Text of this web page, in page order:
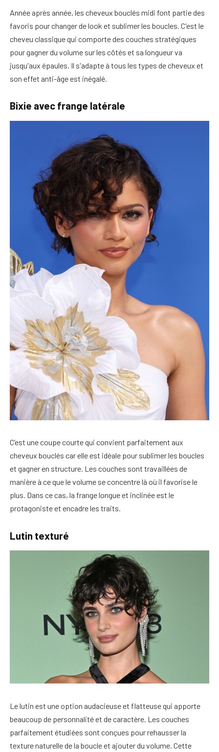
Année après année, les cheveux bouclés midi font partie des
favoris pour changer de look et sublimer les boucles. C'est le
cheveu classique qui comporte des couches stratégiques
pour gagner du volume sur les côtés et sa longueur va
jusqu'aux épaules. Il s'adapte à tous les types de cheveux et
son effet anti-âge est inégalé.
Bixie avec frange latérale
C’est une coupe courte qui convient parfaitement aux
cheveux bouclés car elle est idéale pour sublimer les boucles
et gagner en structure. Les couches sont travaillées de
manière à ce que le volume se concentre là où il favorise le
plus. Dans ce cas, la frange longue et inclinée est le
protagoniste et encadre les traits.
Lutin texturé
Le lutin est une option audacieuse et flatteuse qui apporte
beaucoup de personnalité et de caractère. Les couches
parfaitement étudiées sont conçues pour rehausser la
texture naturelle de la boucle et ajouter du volume. Cette